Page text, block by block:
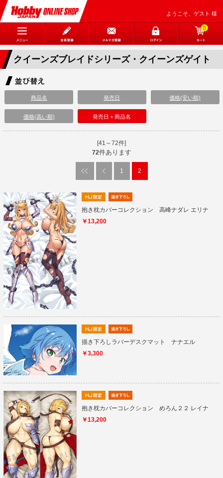
ようこそ、ゲスト 様
0
クイーンズブレイドシリーズ・クイーンズゲイト
商品名 発売日 価格(安い順)
価格(高い順) 発売日＋商品名
[41～72件]
72件あります
1 2
抱き枕カバーコレクション 高峰ナダレ エリナ
￥13,200
描き下ろしラバーデスクマット ナナエル
￥3,300
抱き枕カバーコレクション めろん２２ レイナ
￥13,200